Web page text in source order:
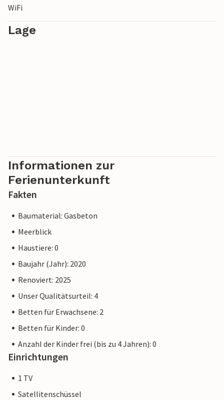
und genießen Sie vom Skywalk aus einen
atemberaubenden Blick über die Adria.
WiFi
Lage
Informationen zur
Ferienunterkunft
Fakten
Baumaterial: Gasbeton
Meerblick
Haustiere: 0
Baujahr (Jahr): 2020
Renoviert: 2025
Unser Qualitätsurteil: 4
Betten für Erwachsene: 2
Betten für Kinder: 0
Anzahl der Kinder frei (bis zu 4 Jahren): 0
Einrichtungen
1 TV
Satellitenschüssel